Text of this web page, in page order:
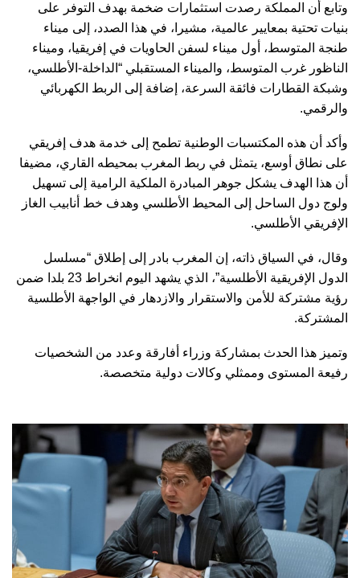
وتابع أن المملكة رصدت استثمارات ضخمة بهدف التوفر على
بنيات تحتية بمعايير عالمية، مشيرا، في هذا الصدد، إلى ميناء
طنجة المتوسط، أول ميناء لسفن الحاويات في إفريقيا، وميناء
الناظور غرب المتوسط، والميناء المستقبلي “الداخلة-الأطلسي،
وشبكة القطارات فائقة السرعة، إضافة إلى الربط الكهربائي
والرقمي.
وأكد أن هذه المكتسبات الوطنية تطمح إلى خدمة هدف إفريقي
على نطاق أوسع، يتمثل في ربط المغرب بمحيطه القاري، مضيفا
أن هذا الهدف يشكل جوهر المبادرة الملكية الرامية إلى تسهيل
ولوج دول الساحل إلى المحيط الأطلسي وهدف خط أنابيب الغاز
الإفريقي الأطلسي.
وقال، في السياق ذاته، إن المغرب بادر إلى إطلاق “مسلسل
الدول الإفريقية الأطلسية”، الذي يشهد اليوم انخراط 23 بلدا ضمن
رؤية مشتركة للأمن والاستقرار والازدهار في الواجهة الأطلسية
المشتركة.
وتميز هذا الحدث بمشاركة وزراء أفارقة وعدد من الشخصيات
رفيعة المستوى وممثلي وكالات دولية متخصصة.